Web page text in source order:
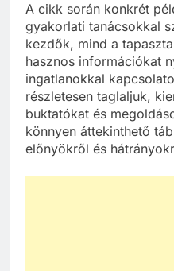
A cikk során konkrét
gyakorlati tanácsokkal
kezdők, mind a
hasznos információkat
ingatlanokkal
részletesen taglaljuk,
buktatókat és
könnyen áttekinthető
előnyökről és